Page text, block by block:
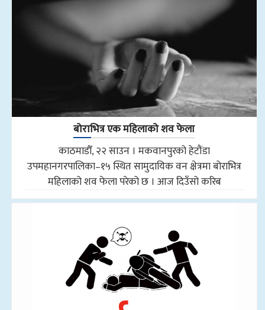
बोराभित्र एक महिलाको शव फेला
काठमाडौँ, २२ साउन । मकवानपुरको हेटौंडा
उपमहानगरपालिका–१५ स्थित सामुदायिक वन क्षेत्रमा बोराभित्र
महिलाको शव फेला परेको छ । आज दिउँसो करिब